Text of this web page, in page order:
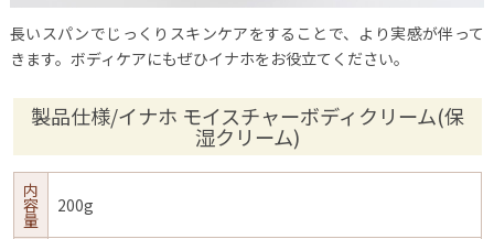
長いスパンでじっくりスキンケアをすることで、より実感が伴って
きます。ボディケアにもぜひイナホをお役立てください。
製品仕様/イナホ モイスチャーボディクリーム(保
湿クリーム)
内
容
量
200g